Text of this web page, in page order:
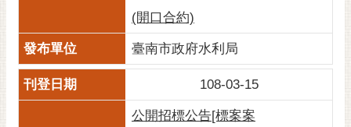
(開口合約)
臺南市政府水利局
108-03-15
公開招標公告[標案案